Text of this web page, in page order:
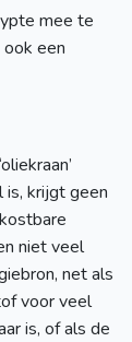
mee te
een
is, krijgt geen
niet veel
net als
voor veel
is, of als de